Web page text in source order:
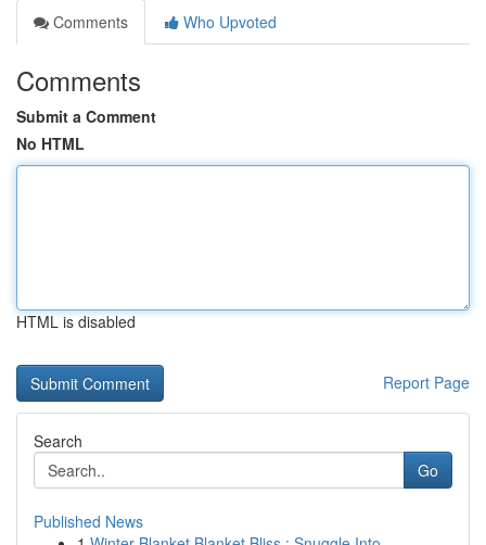
Comments
Who Upvoted
Comments
Submit a Comment
No HTML
HTML is disabled
Report Page
Search
Go
Published News